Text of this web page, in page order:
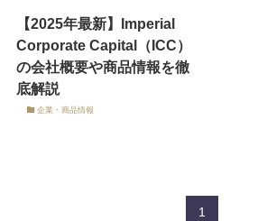
【2025年最新】Imperial
Corporate Capital（ICC）
の会社概要や商品情報を徹
底解説
企業・商品情報
1